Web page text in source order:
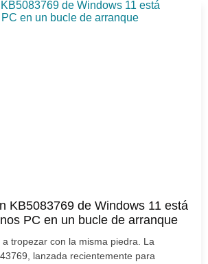
KB5083769 de Windows 11 está
PC en un bucle de arranque
tropezar con la misma piedra. La
lanzada recientemente para